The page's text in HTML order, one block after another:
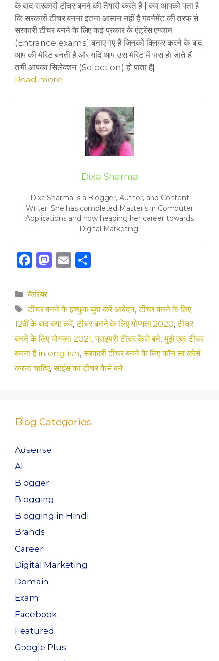
के बाद सरकारी टीचर बनने की तैयारी करते हैं | क्या आपको पता है
कि सरकारी टीचर बनना इतना आसान नहीं है गवर्नमेंट की तरफ से
सरकारी टीचर बनने के लिए कई प्रकार के एंट्रेंस एग्जाम
(Entrance exams) बनाए गए हैं जिनको क्लियर करने के बाद
आप की मेरिट बनती है और यदि आप उस मेरिट में पास हो जाते हैं
तभी आपका सिलेक्शन (Selection) हो पाता है|
Read more
Dixa Sharma
Dixa Sharma is a Blogger, Author, and Content
Writer. She has completed Master’s in Computer
Applications and now heading her career towards
Digital Marketing.
F
c
e
b
o
o
k
M
o
d
o
n
E
l
e
Categories
कैरियर
Tags
टीचर बनने के इच्छुक युवा करें आवेदन,टीचर बनने के लिए
12वीं के बाद क्या करें,टीचर बनने के लिए योग्यता 2020,टीचर
बनने के लिए योग्यता 2021,प्राइमरी टीचर कैसे बने,मुझे एक टीचर
बनना है in english,सरकारी टीचर बनने के लिए कौन सा कोर्स
करना चाहिए,साइंस का टीचर कैसे बने
Blog Categories
Adsense
AI
Blogger
Blogging
Blogging in Hindi
Brands
Career
Digital Marketing
Domain
Exam
Facebook
Featured
Google Plus